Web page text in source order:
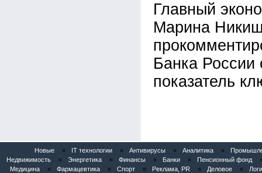
Главный
Марина
Банка России
показатель
Новые « IT технологии « Антивирусы « Аналитика «
Недвижимость
« Энергетика « Финансы « Банки « Пенсионный фонд
Медицина
« Фармацевтика « Спорт « Реклама, PR « Деловое «